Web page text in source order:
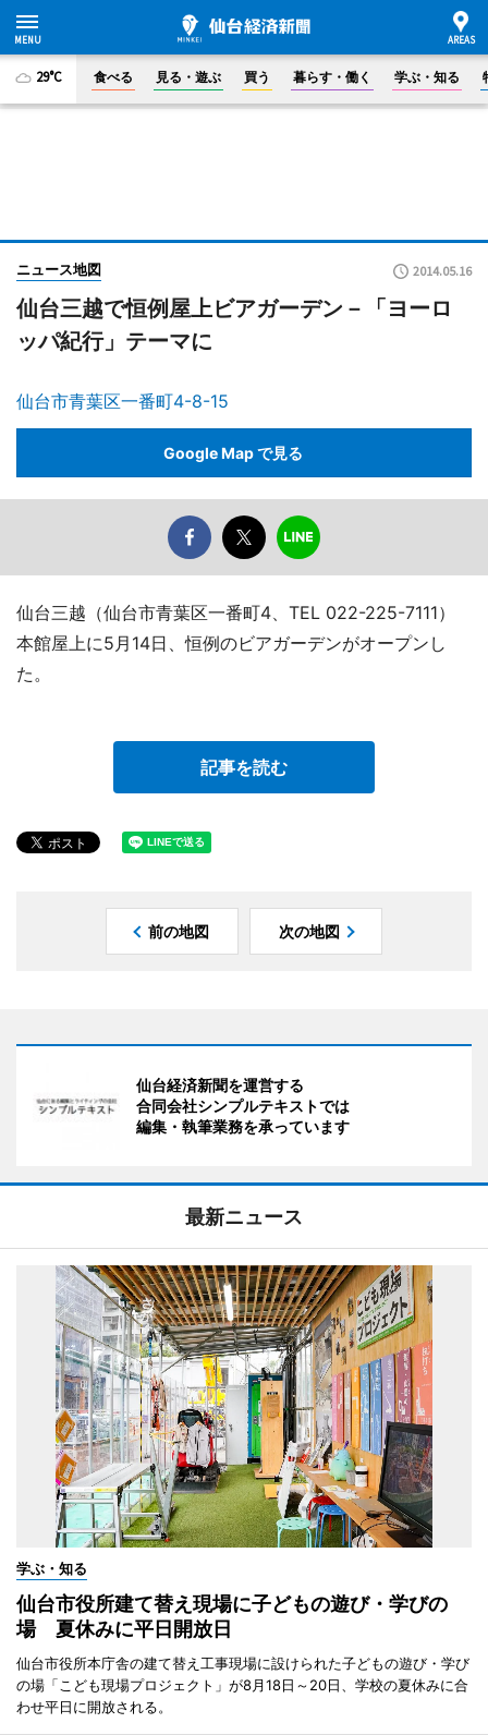
29°C 食べる 見る・遊ぶ 買う 暮らす・働く 学ぶ・知る
ニュース地図 2014.05.16
仙台三越で恒例屋上ビアガーデン－「ヨーロ
ッパ紀行」テーマに
仙台市青葉区一番町4-8-15
Google Map で見る
仙台三越（仙台市青葉区一番町4、TEL 022-225-7111）
本館屋上に5月14日、恒例のビアガーデンがオープンし
た。
記事を読む
前の地図 次の地図
仙台経済新聞を運営する
合同会社シンプルテキストでは
編集・執筆業務を承っています
最新ニュース
学ぶ・知る
仙台市役所建て替え現場に子どもの遊び・学びの
場 夏休みに平日開放日
仙台市役所本庁舎の建て替え工事現場に設けられた子どもの遊び・学び
の場「こども現場プロジェクト」が8月18日～20日、学校の夏休みに合
わせ平日に開放される。